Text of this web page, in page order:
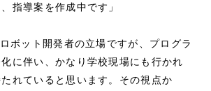
指導案を作成中です」
ロボット開発者の立場ですが、プログラ
に伴い、かなり学校現場にも行かれ
れていると思います。その視点か